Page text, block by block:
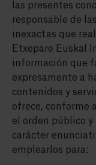
las presentes
responsable de
inexactas que
Etxepare Euskal
información que
expresamente a
contenidos y
ofrece, conforme
el orden público y
carácter
emplearlos para: